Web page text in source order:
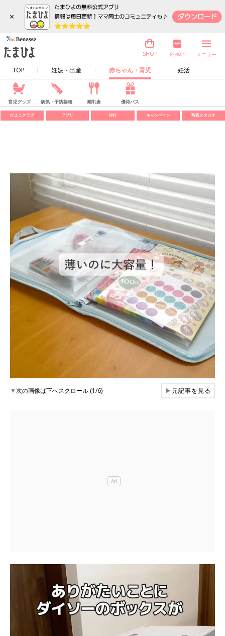
×
TOP 妊娠・出産 赤ちゃん・育児 妊活
SHOP 内祝い メニュー
育児グッズ 病気・予防接種 離乳食 優待パス
ひよこクラブ アプリ SNS キャンペーン 写真スタジオ
▼次の画像は下へスクロール (1/6) ▶元記事を見る